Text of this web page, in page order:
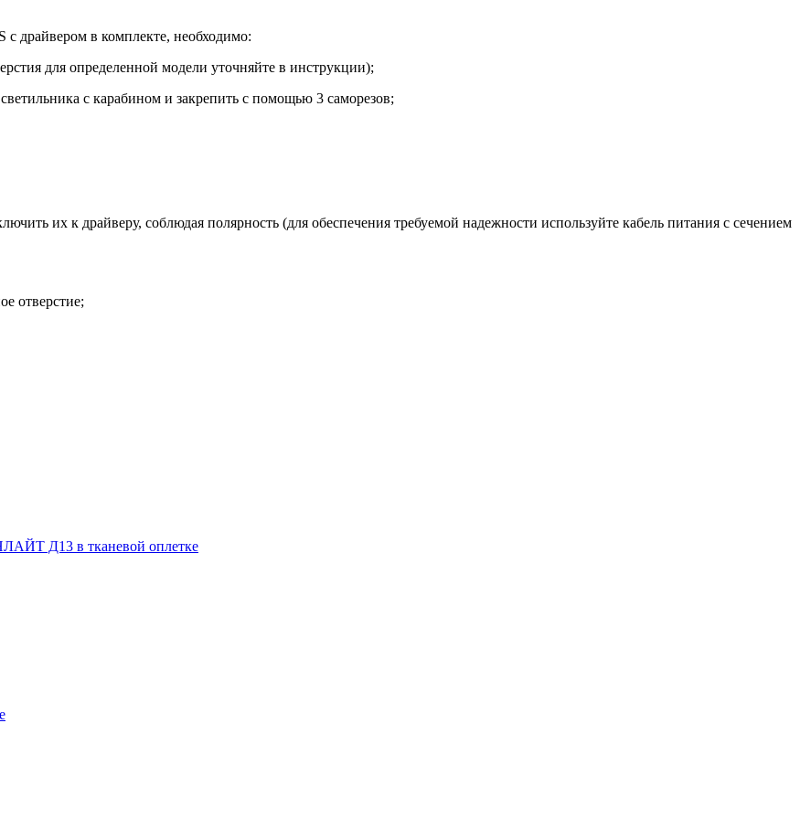
драйвером в комплекте, необходимо:
для определенной модели уточняйте в инструкции);
с карабином и закрепить с помощью 3 саморезов;
их к драйверу, соблюдая полярность (для обеспечения требуемой надежности используйте кабель питания с сечением
отверстие;
Д13 в тканевой оплетке